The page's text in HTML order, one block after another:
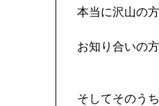
本当に沢山の
お知り合いの
そしてそのう